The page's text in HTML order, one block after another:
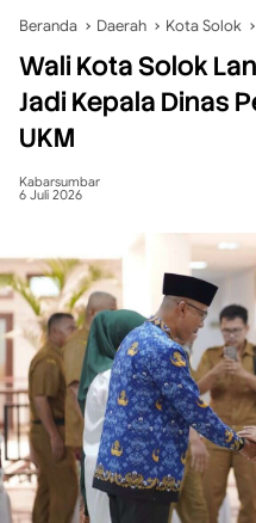
Beranda Daerah Kota Solok
Wali Kota Solok
Jadi Kepala Dinas
UKM
Kabarsumbar
6 Juli 2026